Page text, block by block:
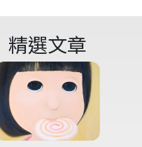
精選文章